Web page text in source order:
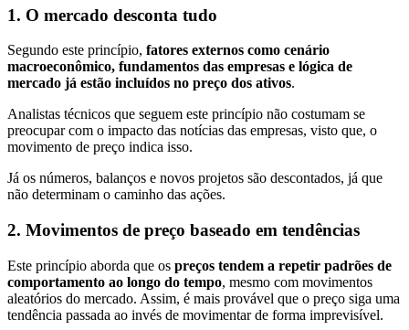
1. O mercado desconta tudo
Segundo este princípio, fatores externos como cenário
macroeconômico, fundamentos das empresas e lógica de
mercado já estão incluídos no preço dos ativos.
Analistas técnicos que seguem este princípio não costumam se
preocupar com o impacto das notícias das empresas, visto que, o
movimento de preço indica isso.
Já os números, balanços e novos projetos são descontados, já que
não determinam o caminho das ações.
2. Movimentos de preço baseado em tendências
Este princípio aborda que os preços tendem a repetir padrões de
comportamento ao longo do tempo, mesmo com movimentos
aleatórios do mercado. Assim, é mais provável que o preço siga uma
tendência passada ao invés de movimentar de forma imprevisível.